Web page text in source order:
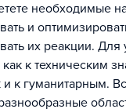
необходимые
и
их реакции.
к техническим
к гуманитарным.